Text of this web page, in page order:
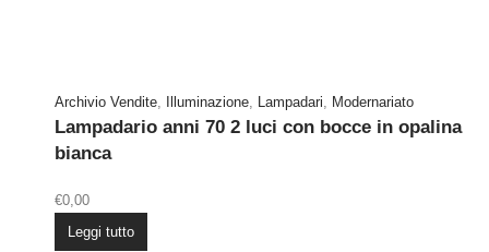
Archivio Vendite, Illuminazione, Lampadari Modernariato
Lampadario anni 70 2 luci con bocce in opalina
bianca
€0,00
Leggi tutto